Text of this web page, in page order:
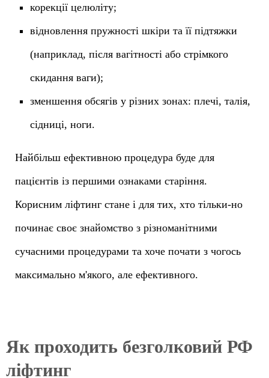
корекції целюліту;
відновлення пружності шкіри та її підтяжки
(наприклад, після вагітності або стрімкого
скидання ваги);
зменшення обсягів у різних зонах: плечі, талія,
сідниці, ноги.
Найбільш ефективною процедура буде для
пацієнтів із першими ознаками старіння.
Корисним ліфтинг стане і для тих, хто тільки-но
починає своє знайомство з різноманітними
сучасними процедурами та хоче почати з чогось
максимально м'якого, але ефективного.
Як проходить безголковий РФ
ліфтинг